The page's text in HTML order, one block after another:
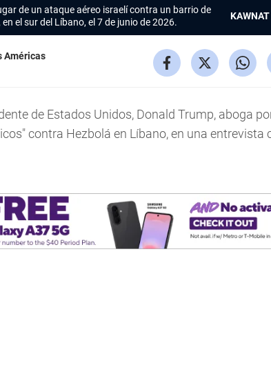
de un ataque aéreo israelí contra un barrio de
el sur del Líbano, el 7 de junio de 2026.
Américas
de Estados Unidos, Donald Trump, aboga
contra Hezbolá en Líbano, en una entrevista